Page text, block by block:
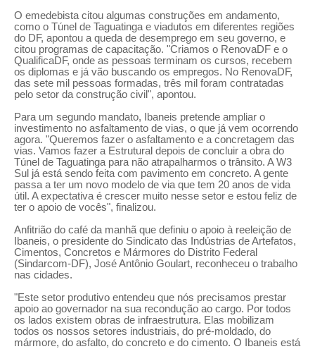
O emedebista citou algumas construções em andamento,
como o Túnel de Taguatinga e viadutos em diferentes regiões
do DF, apontou a queda de desemprego em seu governo, e
citou programas de capacitação. "Criamos o RenovaDF e o
QualificaDF, onde as pessoas terminam os cursos, recebem
os diplomas e já vão buscando os empregos. No RenovaDF,
das sete mil pessoas formadas, três mil foram contratadas
pelo setor da construção civil", apontou.
Para um segundo mandato, Ibaneis pretende ampliar o
investimento no asfaltamento de vias, o que já vem ocorrendo
agora. "Queremos fazer o asfaltamento e a concretagem das
vias. Vamos fazer a Estrutural depois de concluir a obra do
Túnel de Taguatinga para não atrapalharmos o trânsito. A W3
Sul já está sendo feita com pavimento em concreto. A gente
passa a ter um novo modelo de via que tem 20 anos de vida
útil. A expectativa é crescer muito nesse setor e estou feliz de
ter o apoio de vocês", finalizou.
Anfitrião do café da manhã que definiu o apoio à reeleição de
Ibaneis, o presidente do Sindicato das Indústrias de Artefatos,
Cimentos, Concretos e Mármores do Distrito Federal
(Sindarcom-DF), José Antônio Goulart, reconheceu o trabalho
nas cidades.
"Este setor produtivo entendeu que nós precisamos prestar
apoio ao governador na sua recondução ao cargo. Por todos
os lados existem obras de infraestrutura. Elas mobilizam
todos os nossos setores industriais, do pré-moldado, do
mármore, do asfalto, do concreto e do cimento. O Ibaneis está